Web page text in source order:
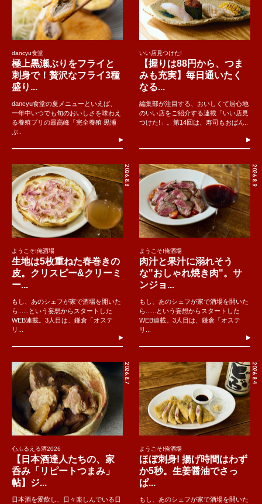
dancyu食堂
極上黒瀬ぶりをフライと
刺身で！贅沢なフライ3種
盛り...
dancyu食堂の夏メニューといえば、
一年中いつでも旬のおいしさを味わえ
る養殖ブリの最高峰「完全養殖 黒瀬
ぶ..
いい店見つけた!
【握りは88円から、つま
みも充実】毎日通いたく
なる...
編集部が注目する、おいしくて居心地
のいい店をご紹介する連載「いい店見
つけた!」。第14回は、寿司もおばん..
2026.8.8
ようこそ!俺酒場
生地は5枚重ねた春巻きの
皮。クリスピー&クリーミ
ー...
もし、あのシェフが家で酒場を開いた
ら......という妄想からスタートした
WEB連載。3人目は、鎌倉「オステ
リ...
2026.8.9
ようこそ!俺酒場
肉汁と果汁に溺れそう
な"おしゃれ焼き肉"。サ
ンジョ...
もし、あのシェフが家で酒場を開いた
ら......という妄想からスタートした
WEB連載。3人目は、鎌倉「オステ
リ...
2026.8.7
心ふるえる酒2026
【日本酒達人たちの、家
呑み「リピートつまみ」
帖】ジ...
日本酒を愛飲し、日々楽しんでいる日
2026.8.4
ようこそ!俺酒場
ほぼ刺身! 揚げ時間はわず
か5秒。生姜醤油でさっ
ぱ...
もし、あのシェフが家で酒場を開いた